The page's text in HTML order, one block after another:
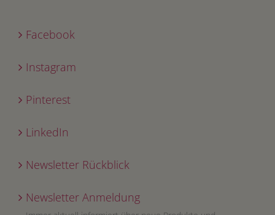
Facebook
Instagram
Pinterest
LinkedIn
Newsletter Rückblick
Newsletter Anmeldung